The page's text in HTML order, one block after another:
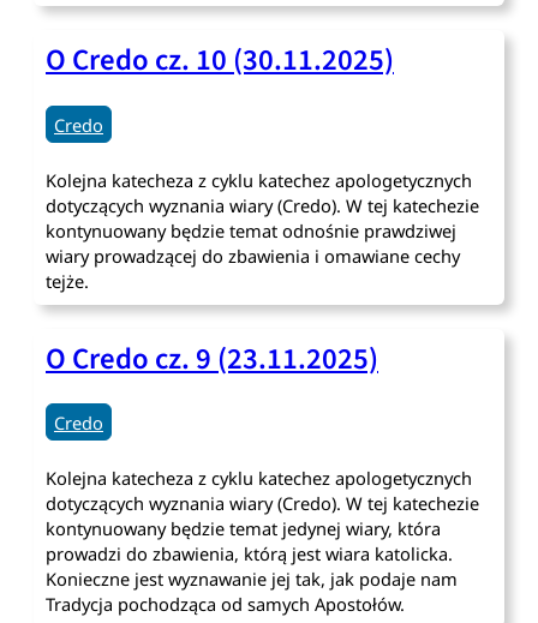
O Credo cz. 10 (30.11.2025)
Credo
Kolejna katecheza z cyklu katechez apologetycznych
dotyczących wyznania wiary (Credo). W tej katechezie
kontynuowany będzie temat odnośnie prawdziwej
wiary prowadzącej do zbawienia i omawiane cechy
tejże.
O Credo cz. 9 (23.11.2025)
Credo
Kolejna katecheza z cyklu katechez apologetycznych
dotyczących wyznania wiary (Credo). W tej katechezie
kontynuowany będzie temat jedynej wiary, która
prowadzi do zbawienia, którą jest wiara katolicka.
Konieczne jest wyznawanie jej tak, jak podaje nam
Tradycja pochodząca od samych Apostołów.